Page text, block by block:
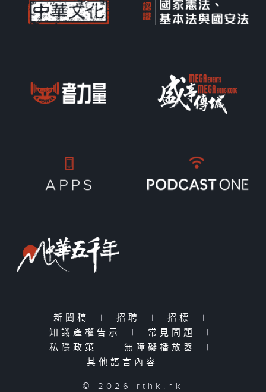
新聞稿 | 招聘 | 招標
|
知識產權告示
| 常見問題
|
私隱政策
| 無障礙播放器
|
其他語言內容
|
© 2026 rthk.hk